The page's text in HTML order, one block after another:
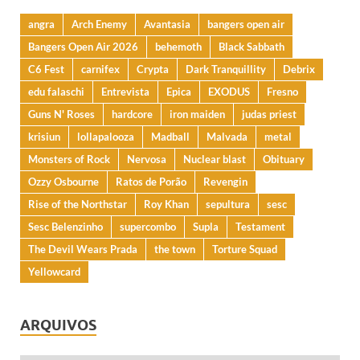
angra Arch Enemy Avantasia
bangers open air
Bangers Open Air 2026
behemoth
Black Sabbath
C6 Fest
carnifex Crypta Dark Tranquillity
Debrix
edu falaschi
Entrevista Epica EXODUS
Fresno
Guns N' Roses
hardcore iron maiden
judas priest
krisiun
lollapalooza Madball Malvada
metal
Monsters of Rock
Nervosa Nuclear blast
Obituary
Ozzy Osbourne
Ratos de Porão
Revengin
Rise of the Northstar
Roy Khan sepultura
sesc
Sesc Belenzinho
supercombo Supla
Testament
The Devil Wears Prada
the town
Torture Squad
Yellowcard
ARQUIVOS